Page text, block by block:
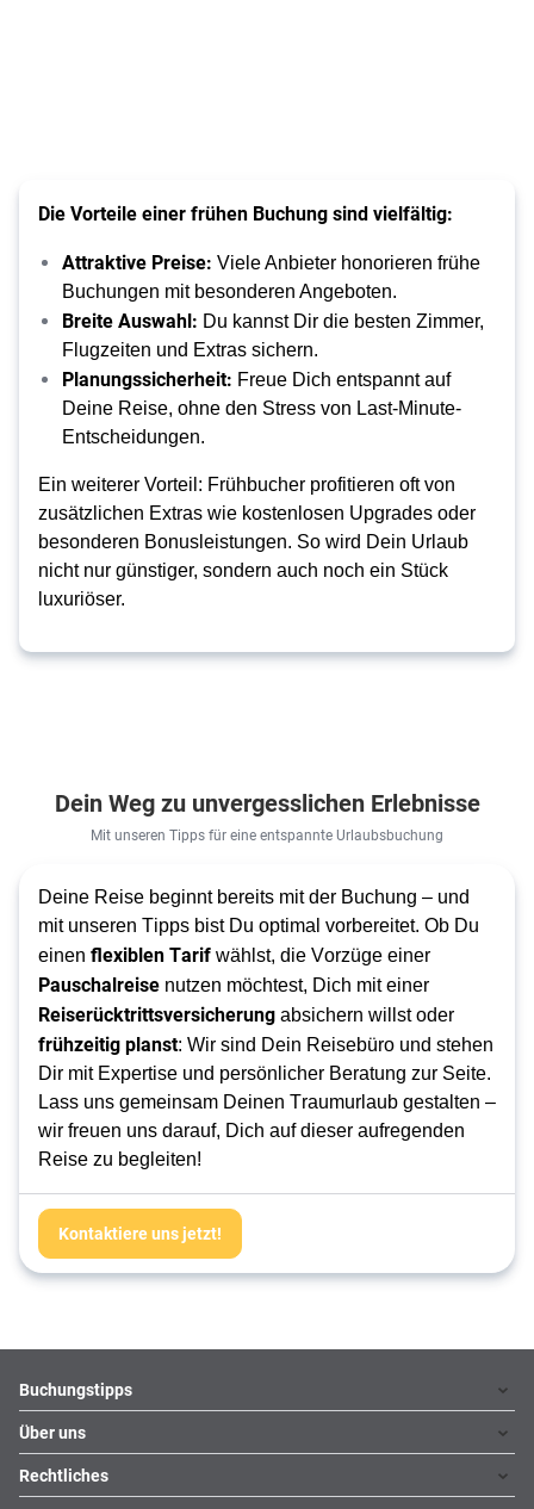
Die Vorteile einer frühen Buchung sind vielfältig:
Attraktive Preise: Viele Anbieter honorieren frühe
Buchungen mit besonderen Angeboten.
Breite Auswahl: Du kannst Dir die besten Zimmer,
Flugzeiten und Extras sichern.
Planungssicherheit: Freue Dich entspannt auf
Deine Reise, ohne den Stress von Last-Minute-
Entscheidungen.
Ein weiterer Vorteil: Frühbucher profitieren oft von
zusätzlichen Extras wie kostenlosen Upgrades oder
besonderen Bonusleistungen. So wird Dein Urlaub
nicht nur günstiger, sondern auch noch ein Stück
luxuriöser.
Dein Weg zu unvergesslichen Erlebnisse
Mit unseren Tipps für eine entspannte Urlaubsbuchung
Deine Reise beginnt bereits mit der Buchung – und
mit unseren Tipps bist Du optimal vorbereitet. Ob Du
einen flexiblen Tarif
Pauschalreise
Reiserücktrittsversicherung
frühzeitig planst: Wir sind Dein Reisebüro und stehen
Dir mit Expertise und persönlicher Beratung zur Seite.
Lass uns gemeinsam Deinen Traumurlaub gestalten –
wir freuen uns darauf, Dich auf dieser aufregenden
Reise zu begleiten!
Kontaktiere uns jetzt!
Footer navigation
Buchungstipps
Warum im Reisebüro buchen
Hoteltipps
Reisewelten
Über uns
Kontakt
Rechtliches